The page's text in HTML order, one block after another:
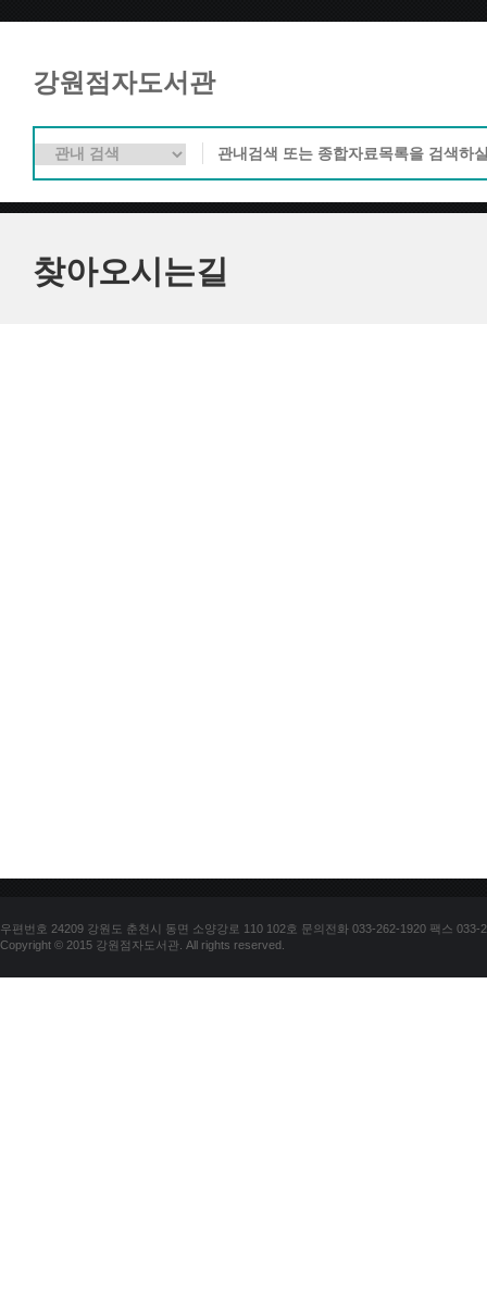
강원점자도서관
찾아오시는길
우편번호 24209 강원도 춘천시 동면 소양강로 110 102호 문의전화 033-262-1920 팩스 033-
Copyright © 2015 강원점자도서관. All rights reserved.